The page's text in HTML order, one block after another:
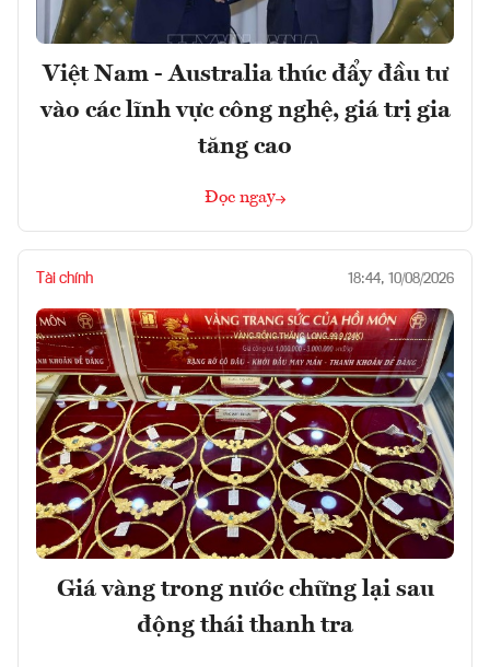
Việt Nam - Australia thúc đẩy đầu tư
vào các lĩnh vực công nghệ, giá trị gia
tăng cao
Đọc ngay
Tài chính 18:44, 10/08/2026
Giá vàng trong nước chững lại sau
động thái thanh tra